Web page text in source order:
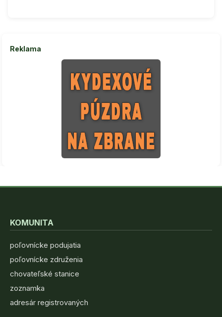
Reklama
KOMUNITA
poľovnícke podujatia
poľovnícke združenia
chovateľské stanice
zoznamka
adresár registrovaných